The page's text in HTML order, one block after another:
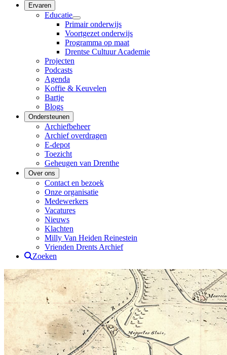
Ervaren
Educatie
Primair onderwijs
Voortgezet onderwijs
Programma op maat
Drentse Cultuur Academie
Projecten
Podcasts
Agenda
Koffie & Keuvelen
Bartje
Blogs
Ondersteunen
Archiefbeheer
Archief overdragen
E-depot
Toezicht
Geheugen van Drenthe
Over ons
Contact en bezoek
Onze organisatie
Medewerkers
Vacatures
Nieuws
Klachten
Milly Van Heiden Reinestein
Vrienden Drents Archief
Zoeken